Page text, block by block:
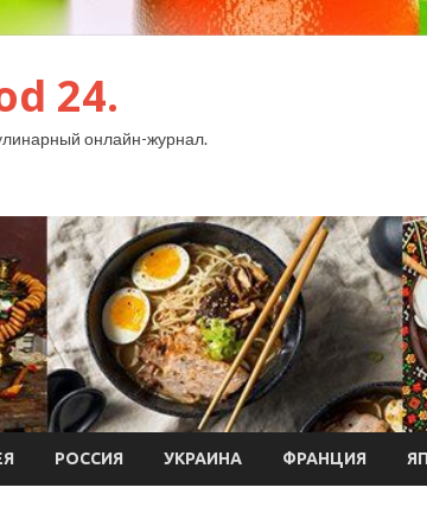
24.
онлайн-журнал.
РОССИЯ УКРАИНА ФРАНЦИЯ